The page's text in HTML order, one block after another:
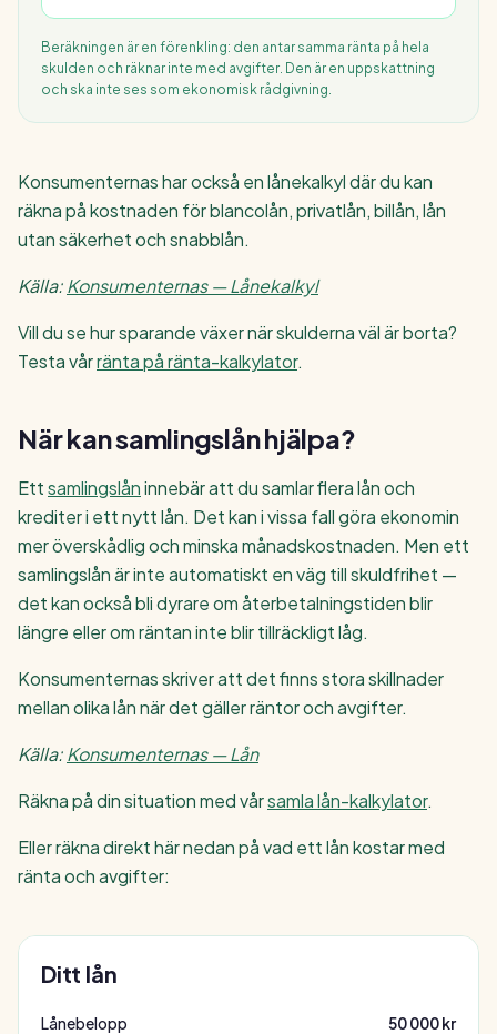
Beräkningen är en förenkling: den antar samma ränta på hela
skulden och räknar inte med avgifter. Den är en uppskattning
och ska inte ses som ekonomisk rådgivning.
Konsumenternas har också en lånekalkyl där du kan
räkna på kostnaden för blancolån, privatlån, billån, lån
utan säkerhet och snabblån.
Källa:Konsumenternas — Lånekalkyl
Vill du se hur sparande växer när skulderna väl är borta?
Testa vårränta på ränta-kalkylator.
När kan samlingslån hjälpa?
Ettsamlingslåninnebär att du samlar flera lån och
krediter i ett nytt lån. Det kan i vissa fall göra ekonomin
mer överskådlig och minska månadskostnaden. Men ett
samlingslån är inte automatiskt en väg till skuldfrihet —
det kan också bli dyrare om återbetalningstiden blir
längre eller om räntan inte blir tillräckligt låg.
Konsumenternas skriver att det finns stora skillnader
mellan olika lån när det gäller räntor och avgifter.
Källa:Konsumenternas — Lån
Räkna på din situation med vårsamla lån-kalkylator.
Eller räkna direkt här nedan på vad ett lån kostar med
ränta och avgifter:
Ditt lån
Lånebelopp 50 000 kr